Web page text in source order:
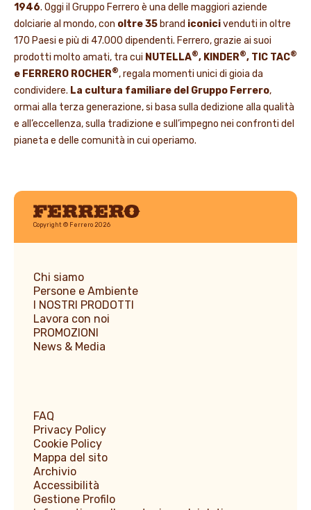
1946. Oggi il Gruppo Ferrero è una delle maggiori aziende
dolciarie al mondo, con oltre 35 brand iconicivenduti in oltre
170 Paesi e più di 47.000 dipendenti. Ferrero, grazie ai suoi
prodotti molto amati, tra cui NUTELLA®, KINDER®, TIC TAC®
e FERRERO ROCHER®, regala momenti unici di gioia da
condividere. La cultura familiare del Gruppo Ferrero,
ormai alla terza generazione, si basa sulla dedizione alla qualità
e all’eccellenza, sulla tradizione e sull’impegno nei confronti del
pianeta e delle comunità in cui operiamo.
Ferrero
Copyright © Ferrero 2026
Chi siamo
Persone e Ambiente
I NOSTRI PRODOTTI
Lavora con noi
PROMOZIONI
News & Media
FAQ
Privacy Policy
Cookie Policy
Mappa del sito
Archivio
Accessibilità
Gestione Profilo